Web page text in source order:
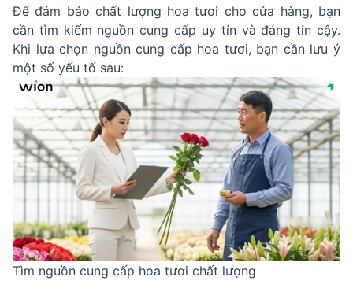
Để đảm bảo chất lượng hoa tươi cho cửa hàng, bạn
cần tìm kiếm nguồn cung cấp uy tín và đáng tin cậy.
Khi lựa chọn nguồn cung cấp hoa tươi, bạn cần lưu ý
một số yếu tố sau:
Tìm nguồn cung cấp hoa tươi chất lượng